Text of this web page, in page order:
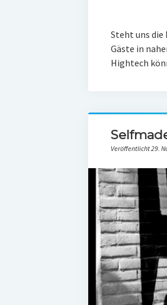
Steht uns die
Gäste in
Hightech
Veröffentlicht 29.